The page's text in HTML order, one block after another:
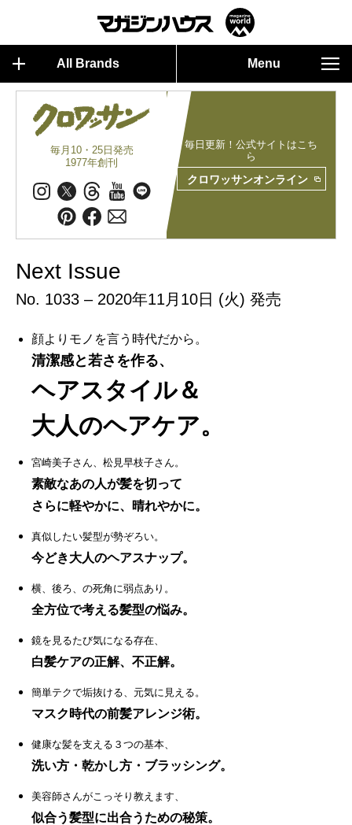
All Brands Menu
毎月10・25日発売
1977年創刊
毎日更新！公式サイトはこち
ら
クロワッサンオンライン
Next Issue
No. 1033 – 2020年11月10日 (火) 発売
顔よりモノを言う時代だから。
清潔感と若さを作る、
ヘアスタイル＆
大人のヘアケア。
宮崎美子さん、松見早枝子さん。
素敵なあの人が髪を切って
さらに軽やかに、晴れやかに。
真似したい髪型が勢ぞろい。
今どき大人のヘアスナップ。
横、後ろ、の死角に弱点あり。
全方位で考える髪型の悩み。
鏡を見るたび気になる存在、
白髪ケアの正解、不正解。
簡単テクで垢抜ける、元気に見える。
マスク時代の前髪アレンジ術。
健康な髪を支える３つの基本、
洗い方・乾かし方・ブラッシング。
美容師さんがこっそり教えます、
似合う髪型に出合うための秘策。